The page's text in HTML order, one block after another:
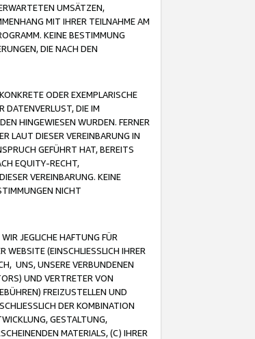
UMSÄTZEN,
MIT IHRER TEILNAHME AM
KEINE BESTIMMUNG
DIE NACH DEN
ODER EXEMPLARISCHE
DATENVERLUST, DIE IM
HINGEWIESEN WURDEN. FERNER
LAUT DIESER VEREINBARUNG IN
GEFÜHRT HAT, BEREITS
EQUITY-RECHT,
VEREINBARUNG. KEINE
NICHT
JEGLICHE HAFTUNG FÜR
WEBSITE (EINSCHLIESSLICH IHRER
UNS, UNSERE VERBUNDENEN
UND VERTRETER VON
FREIZUSTELLEN UND
DER KOMBINATION
GESTALTUNG,
MATERIALS, (C) IHRER